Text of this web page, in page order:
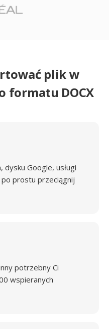
plik w
formatu DOCX
Google, usługi
prostu przeciągnij
potrzebny Ci
wspieranych